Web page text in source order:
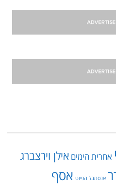
אחרית הימים אילן וירצברג
אנסמבל הפיוט אסף